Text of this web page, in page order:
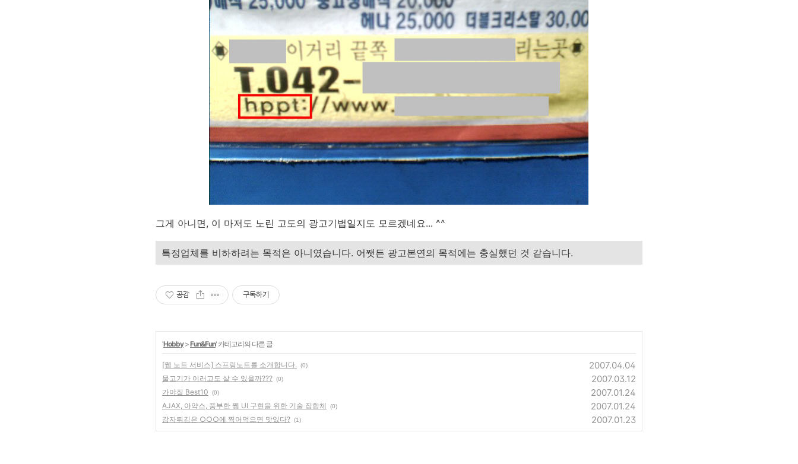
그게 아니면, 이 마저도 노린 고도의 광고기법일지도 모르겠네요... ^^
특정업체를 비하하려는 목적은 아니였습니다. 어쨋든 광고본연의 목적에는 충실했던 것 같습니다.
공감 구독하기
'Hobby>Fun&Fun' 카테고리의 다른 글
[웹 노트 서비스] 스프링노트를 소개합니다. (0) 2007.04.04
물고기가 이러고도 살 수 있을까??? (0) 2007.03.12
가야질 Best10 (0) 2007.01.24
AJAX, 아약스, 풍부한 웹 UI 구현을 위한 기술 집합체 (0) 2007.01.24
감자튀김은 ○○○에 찍어먹으면 맛있다? (1) 2007.01.23